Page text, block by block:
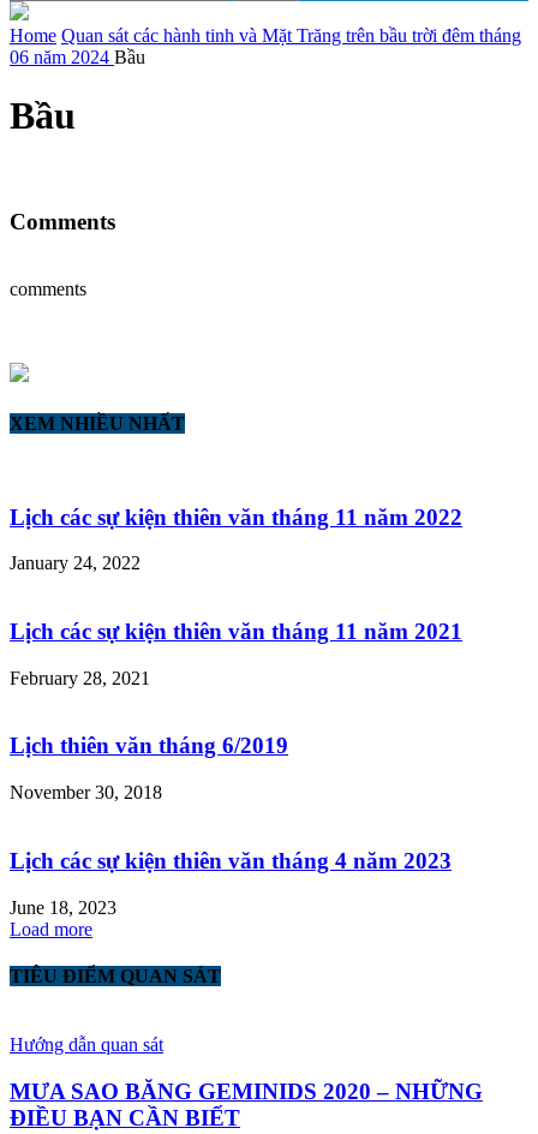
Home Quan sát các hành tinh và Mặt Trăng trên bầu trời đêm tháng
06 năm 2024 Bầu
Bầu
Comments
comments
XEM NHIỀU NHẤT
Lịch các sự kiện thiên văn tháng 11 năm 2022
January 24, 2022
Lịch các sự kiện thiên văn tháng 11 năm 2021
February 28, 2021
Lịch thiên văn tháng 6/2019
November 30, 2018
Lịch các sự kiện thiên văn tháng 4 năm 2023
June 18, 2023
Load more
TIÊU ĐIỂM QUAN SÁT
Hướng dẫn quan sát
MƯA SAO BĂNG GEMINIDS 2020 – NHỮNG
ĐIỀU BẠN CẦN BIẾT